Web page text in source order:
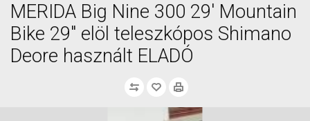
MERIDA Big Nine 300 29' Mountain
Bike 29" elöl teleszkópos Shimano
Deore használt ELADÓ